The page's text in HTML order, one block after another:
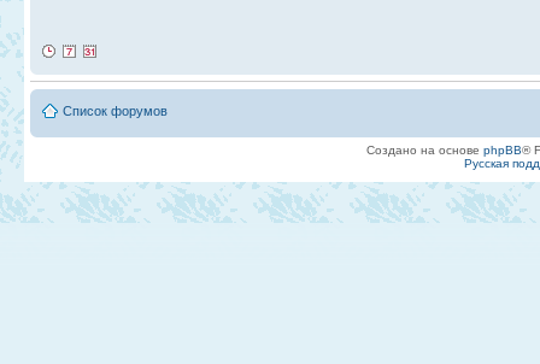
Список форумов
Создано на основе phpBB®
Русская